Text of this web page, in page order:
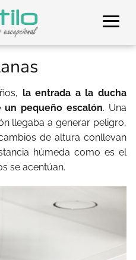
la entrada a la ducha
un pequeño escalón. Una
llegaba a generar peligro,
de altura conllevan
húmeda como es el
se acentúan.